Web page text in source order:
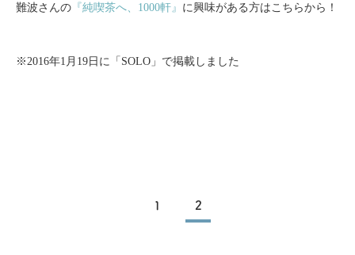
難波さんの 『純喫茶へ、1000軒』 に興味がある方はこちらから！
※2016年1月19日に「SOLO」で掲載しました
1 2